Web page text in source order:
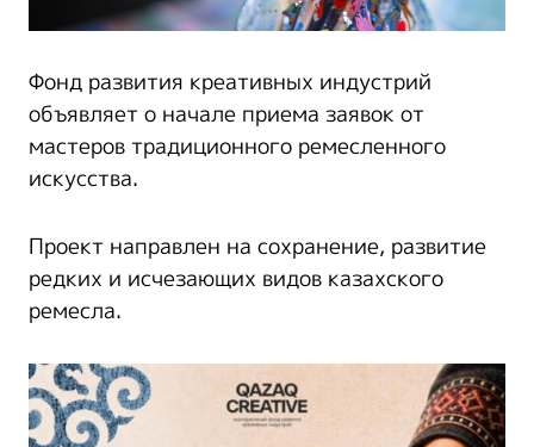
Фонд развития креативных индустрий
объявляет о начале приема заявок от
мастеров традиционного ремесленного
искусства.
Проект направлен на сохранение, развитие
редких и исчезающих видов казахского
ремесла.